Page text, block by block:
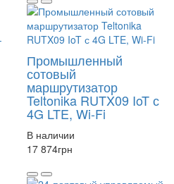
Промышленный
сотовый
маршрутизатор
Teltonika RUTX09 IoT с
4G LTE, Wi-Fi
В наличии
17 874грн